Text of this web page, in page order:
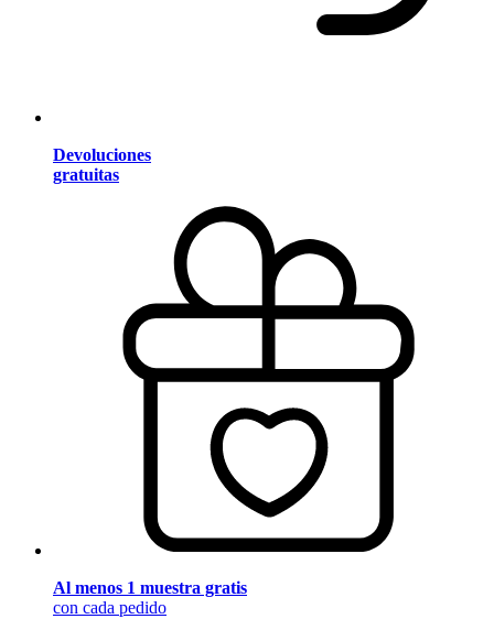
Devoluciones
gratuitas
Al menos 1 muestra gratis
con cada pedido